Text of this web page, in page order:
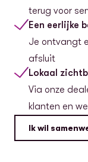
terug voor
Een eerlijke
Je ontvangt
afsluit
Lokaal
Via onze
klanten en
Ik wil